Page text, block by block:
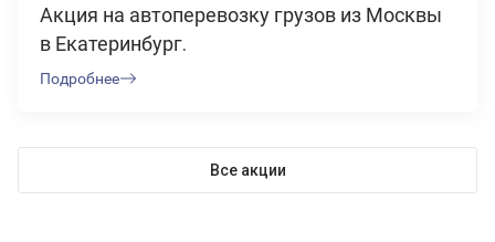
Акция на автоперевозку грузов из Москвы
в Екатеринбург.
Подробнее
Все акции